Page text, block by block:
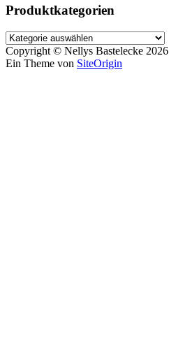
Produktkategorien
Copyright © Nellys Bastelecke 2026
Ein Theme von SiteOrigin